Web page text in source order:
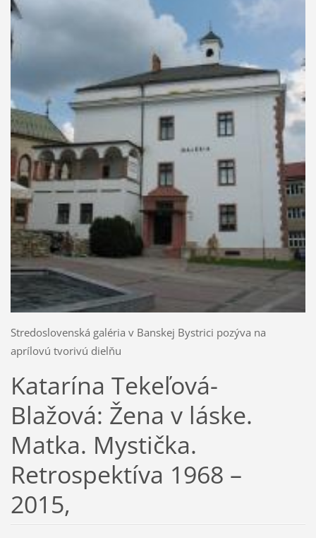
Stredoslovenská galéria v Banskej Bystrici pozýva na
aprílovú tvorivú dielňu
Katarína Tekeľová-
Blažová: Žena v láske.
Matka. Mystička.
Retrospektíva 1968 –
2015,